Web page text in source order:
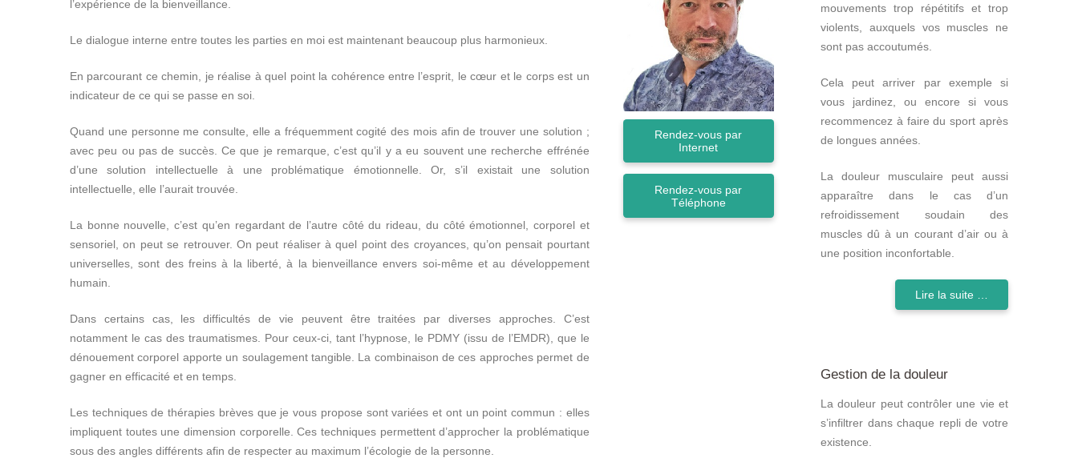
l’expérience de la bienveillance.
Le dialogue interne entre toutes les parties en moi est maintenant beaucoup plus harmonieux.
En parcourant ce chemin, je réalise à quel point la cohérence entre l’esprit, le cœur et le corps est un
indicateur de ce qui se passe en soi.
Quand une personne me consulte, elle a fréquemment cogité des mois afin de trouver une solution ;
avec peu ou pas de succès. Ce que je remarque, c’est qu’il y a eu souvent une recherche effrénée
d’une solution intellectuelle à une problématique émotionnelle. Or, s’il existait une solution
intellectuelle, elle l’aurait trouvée.
La bonne nouvelle, c’est qu’en regardant de l’autre côté du rideau, du côté émotionnel, corporel et
sensoriel, on peut se retrouver. On peut réaliser à quel point des croyances, qu’on pensait pourtant
universelles, sont des freins à la liberté, à la bienveillance envers soi-même et au développement
humain.
Dans certains cas, les difficultés de vie peuvent être traitées par diverses approches. C’est
notamment le cas des traumatismes. Pour ceux-ci, tant l’hypnose, le PDMY (issu de l’EMDR), que le
dénouement corporel apporte un soulagement tangible. La combinaison de ces approches permet de
gagner en efficacité et en temps.
Les techniques de thérapies brèves que je vous propose sont variées et ont un point commun : elles
impliquent toutes une dimension corporelle. Ces techniques permettent d’approcher la problématique
sous des angles différents afin de respecter au maximum l’écologie de la personne.
Rendez-vous par
Internet
Rendez-vous par
Téléphone
mouvements trop répétitifs et trop
violents, auxquels vos muscles ne
sont pas accoutumés.
Cela peut arriver par exemple si
vous jardinez, ou encore si vous
recommencez à faire du sport après
de longues années.
La douleur musculaire peut aussi
apparaître dans le cas d’un
refroidissement soudain des
muscles dû à un courant d’air ou à
une position inconfortable.
Lire la suite …
Gestion de la douleur
La douleur peut contrôler une vie et
s’infiltrer dans chaque repli de votre
existence.